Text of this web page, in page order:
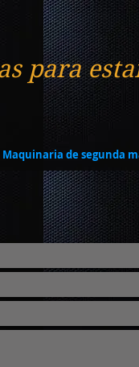
para
Maquinaria de segunda